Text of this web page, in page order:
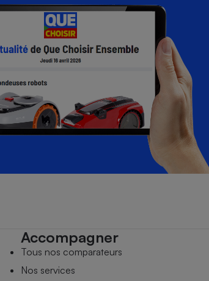
Accompagner
Tous nos comparateurs
Nos services